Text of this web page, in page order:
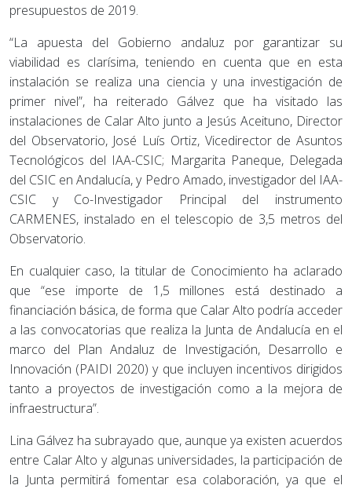
presupuestos de 2019.
“La apuesta del Gobierno andaluz por garantizar su
viabilidad es clarísima, teniendo en cuenta que en esta
instalación se realiza una ciencia y una investigación de
primer nivel”, ha reiterado Gálvez que ha visitado las
instalaciones de Calar Alto junto a Jesús Aceituno, Director
del Observatorio, José Luís Ortiz, Vicedirector de Asuntos
Tecnológicos del IAA-CSIC; Margarita Paneque, Delegada
del CSIC en Andalucía, y Pedro Amado, investigador del IAA-
CSIC y Co-Investigador Principal del instrumento
CARMENES, instalado en el telescopio de 3,5 metros del
Observatorio.
En cualquier caso, la titular de Conocimiento ha aclarado
que “ese importe de 1,5 millones está destinado a
financiación básica, de forma que Calar Alto podría acceder
a las convocatorias que realiza la Junta de Andalucía en el
marco del Plan Andaluz de Investigación, Desarrollo e
Innovación (PAIDI 2020) y que incluyen incentivos dirigidos
tanto a proyectos de investigación como a la mejora de
infraestructura”.
Lina Gálvez ha subrayado que, aunque ya existen acuerdos
entre Calar Alto y algunas universidades, la participación de
la Junta permitirá fomentar esa colaboración, ya que el